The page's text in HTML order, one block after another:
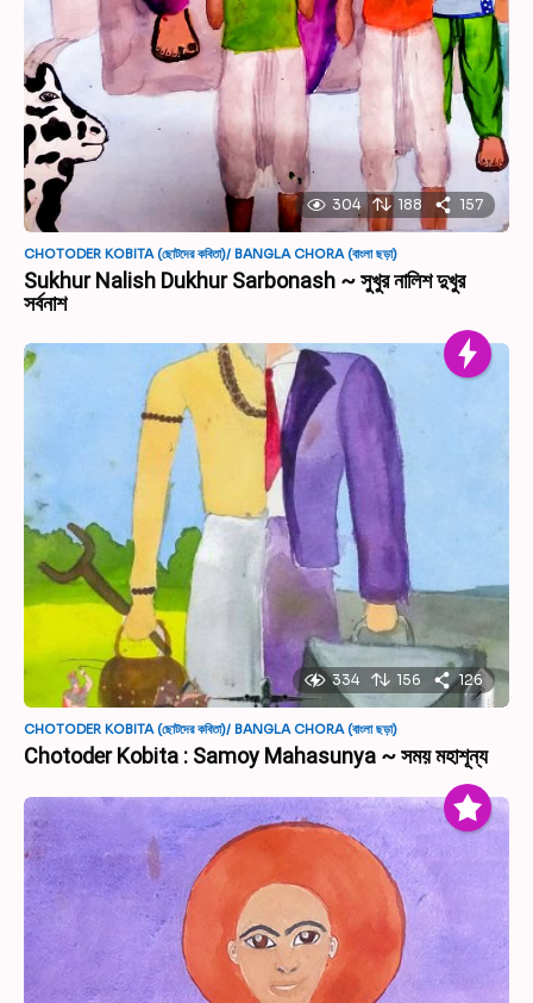
304 188 157
CHOTODER KOBITA (ছোটদের কবিতা)/ BANGLA CHORA (বাংলা ছড়া)
Sukhur Nalish Dukhur Sarbonash ~ সুখুর নালিশ দুখুর
সর্বনাশ
334 156 126
CHOTODER KOBITA (ছোটদের কবিতা)/ BANGLA CHORA (বাংলা ছড়া)
Chotoder Kobita : Samoy Mahasunya ~ সময় মহাশূন্য